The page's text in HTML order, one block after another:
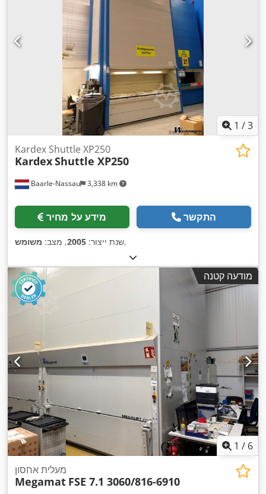
1 /3
Baarle-Nassau 3,338 km
Kardex Shuttle XP250
KardexShuttle XP250
מידע על מחיר התקשר
שנת ייצור: 2005, מצב: משומש ,
מודעה קטנה
1 / 6
מעלית אחסון
Megamat FSE 7.1 3060/816-6910